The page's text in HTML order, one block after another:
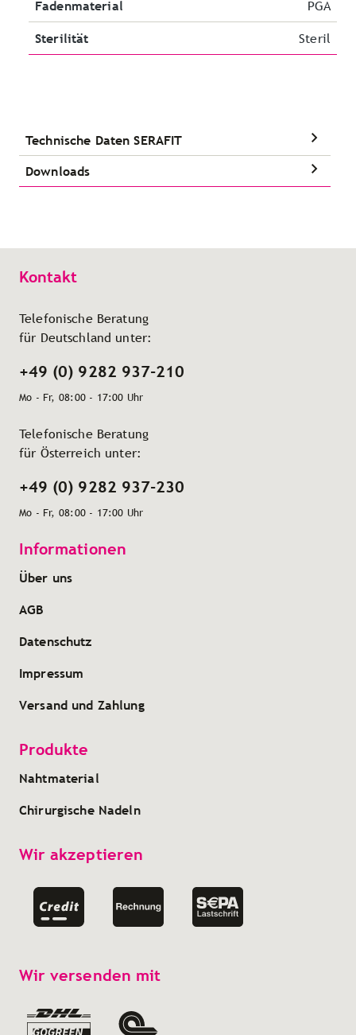
Fadenmaterial PGA
Sterilität Steril
Technische Daten SERAFIT
Downloads
Kontakt
Telefonische Beratung
für Deutschland unter:
+49 (0) 9282 937-210
Mo - Fr, 08:00 - 17:00 Uhr
Telefonische Beratung
für Österreich unter:
+49 (0) 9282 937-230
Mo - Fr, 08:00 - 17:00 Uhr
Informationen
Über uns
AGB
Datenschutz
Impressum
Versand und Zahlung
Produkte
Nahtmaterial
Chirurgische Nadeln
Wir akzeptieren
Wir versenden mit